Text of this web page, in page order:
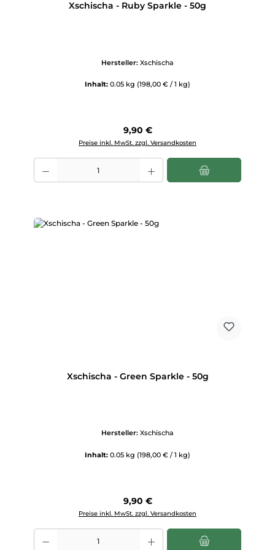
Xschischa - Ruby Sparkle - 50g
Hersteller: Xschischa
Inhalt: 0.05 kg (198,00 € / 1 kg)
Regulärer Preis:
9,90 €
Preise inkl. MwSt. zzgl. Versandkosten
Produkt Anzahl: Gib den gewünschten Wert ein oder benutze die
Xschischa - Green Sparkle - 50g
Hersteller: Xschischa
Inhalt: 0.05 kg (198,00 € / 1 kg)
Regulärer Preis:
9,90 €
Preise inkl. MwSt. zzgl. Versandkosten
Produkt Anzahl: Gib den gewünschten Wert ein oder benutze die